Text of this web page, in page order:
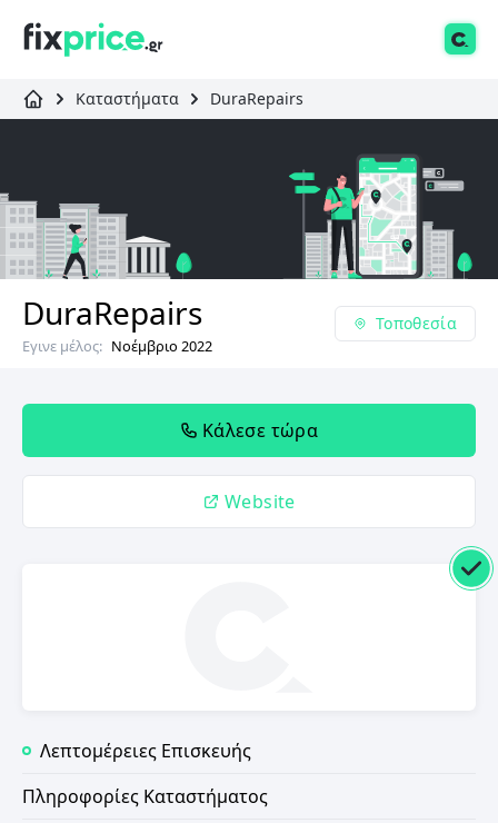
Καταστήματα DuraRepairs
DuraRepairs
Εγινε μέλος: Νοέμβριο 2022
Τοποθεσία
Κάλεσε τώρα
Website
Λεπτομέρειες Επισκευής
Πληροφορίες Καταστήματος